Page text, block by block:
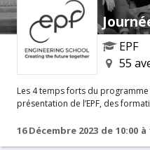
EPF
55
Les 4 temps forts du programme : Découvrir : assistez à
présentation de l’EPF, des
Montpellier et Saint-Nazaire),
procédure Parcoursup et du Concours Avenir.
les équipes pédagogiques et
16 Décembre 2023 de 10:00 à